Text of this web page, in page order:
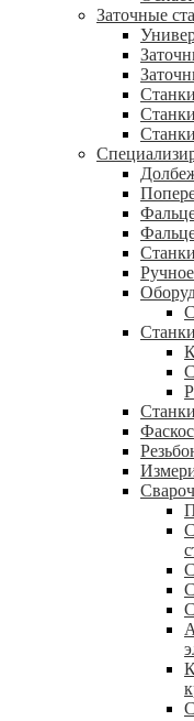
Заточные